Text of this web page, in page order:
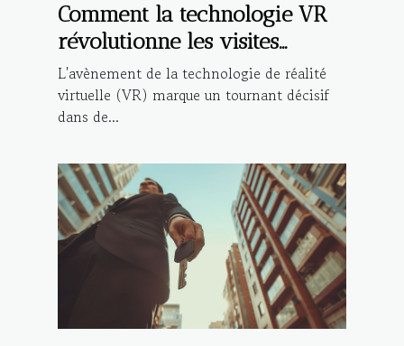
Comment la technologie VR
révolutionne les visites
immobilières
L'avènement de la technologie de réalité
virtuelle (VR) marque un tournant décisif
dans de...